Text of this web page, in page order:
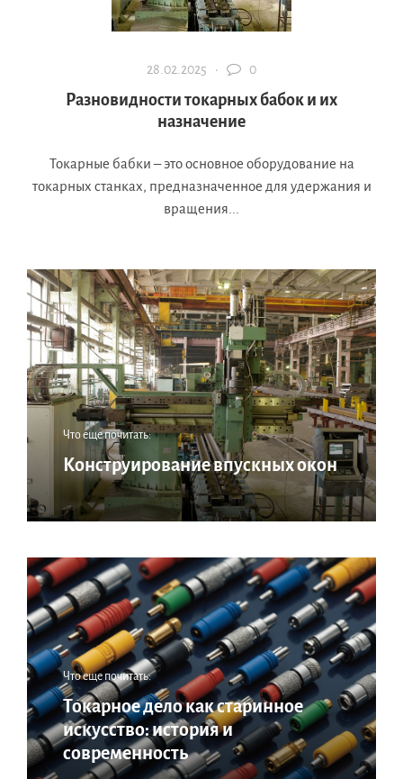
28.02.2025 · 0
Разновидности токарных бабок и их
назначение
Токарные бабки – это основное оборудование на
токарных станках, предназначенное для удержания и
вращения...
Что еще почитать:
Конструирование впускных окон
Что еще почитать:
Токарное дело как старинное
искусство: история и
современность